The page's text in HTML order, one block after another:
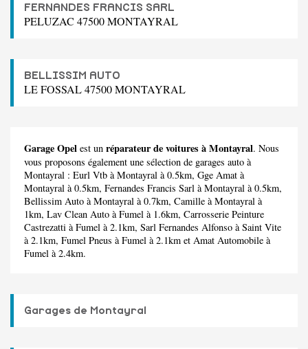
FERNANDES FRANCIS SARL
PELUZAC 47500 MONTAYRAL
BELLISSIM AUTO
LE FOSSAL 47500 MONTAYRAL
Garage Opel est un réparateur de voitures à Montayral. Nous
vous proposons également une sélection de garages auto à
Montayral : Eurl Vtb à Montayral à 0.5km, Gge Amat à
Montayral à 0.5km, Fernandes Francis Sarl à Montayral à 0.5km,
Bellissim Auto à Montayral à 0.7km, Camille à Montayral à
1km, Lav Clean Auto à Fumel à 1.6km, Carrosserie Peinture
Castrezatti à Fumel à 2.1km, Sarl Fernandes Alfonso à Saint Vite
à 2.1km, Fumel Pneus à Fumel à 2.1km et Amat Automobile à
Fumel à 2.4km.
Garages de Montayral